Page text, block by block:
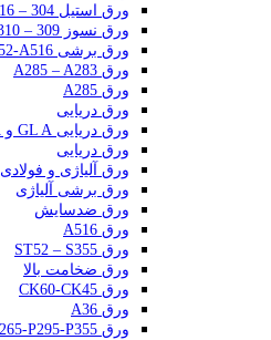
ورق استیل 304 – 316
ورق نسوز 309 – 310
ورق برشی ST52-A516
ورق A285 – A283
ورق A285
ورق دریایی
ورق دریایی GL A و LR A
ورق دریایی
ورق آلیاژی و فولادی
ورق برشی آلیاژی
ورق ضدسایش
ورق A516
ورق ST52 – S355
ورق ضخامت بالا
ورق CK60-CK45
ورق A36
ورق P265-P295-P355